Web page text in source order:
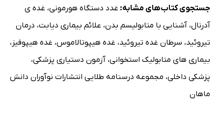
جستجوی کتاب‌های مشابه: غدد دستگاه هورمونی، غده ی
آدرنال، آشنایی با متابولیسم بدن، علائم بیماری دیابت، درمان
تیروئید، سرطان غده تیروئید، غده هیپوتالاموس، غده هیپوفیز ،
بیماری های متابولیک استخوانی، آزمون دستیاری پزشکی،
پزشکی داخلی، مجموعه درسنامه طلایی انتشارات نوآوران دانش
ماهان